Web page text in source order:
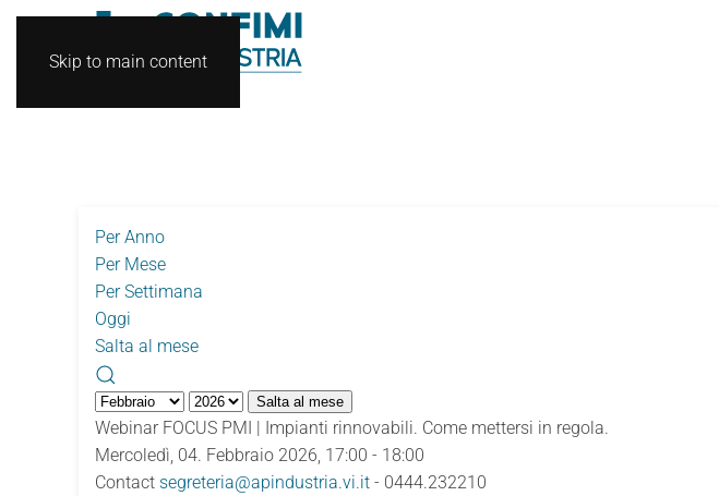
Skip to main content
Per Anno
Per Mese
Per Settimana
Oggi
Salta al mese
Salta al mese
Webinar FOCUS PMI | Impianti rinnovabili. Come mettersi in regola.
Mercoledì, 04. Febbraio 2026, 17:00 - 18:00
Contact segreteria@apindustria.vi.it - 0444.232210